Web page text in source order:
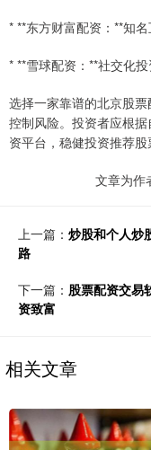
* **东方财富配资：**知
* **雪球配资：**社交化
选择一家靠谱的北京股
控制风险。投资者应根
资平台，稳健投资推荐股
文章为作
上一篇： 炒股和个人炒
路
下一篇： 股票配资交易
资致富
相关文章